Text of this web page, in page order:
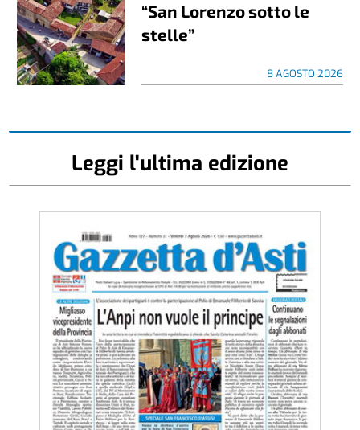
“San Lorenzo sotto le
stelle”
8 AGOSTO 2026
Leggi l'ultima edizione